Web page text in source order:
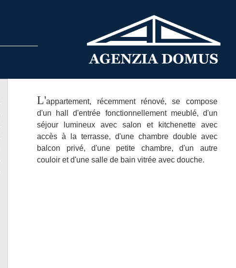
L'appartement, récemment rénové, se compose
d'un hall d'entrée fonctionnellement meublé, d'un
séjour lumineux avec salon et kitchenette avec
accès à la terrasse, d'une chambre double avec
balcon privé, d'une petite chambre, d'un autre
couloir et d'une salle de bain vitrée avec douche.